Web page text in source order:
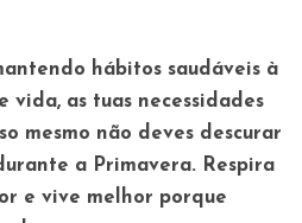
hábitos saudáveis à
vida, as tuas necessidades
mesmo não deves descurar
a Primavera. Respira
e vive melhor porque